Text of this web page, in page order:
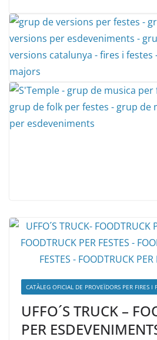
CATÀLEG OFICIAL DE PROVEÏDORS PER FIRES I
UFFO´S TRUCK –
PER